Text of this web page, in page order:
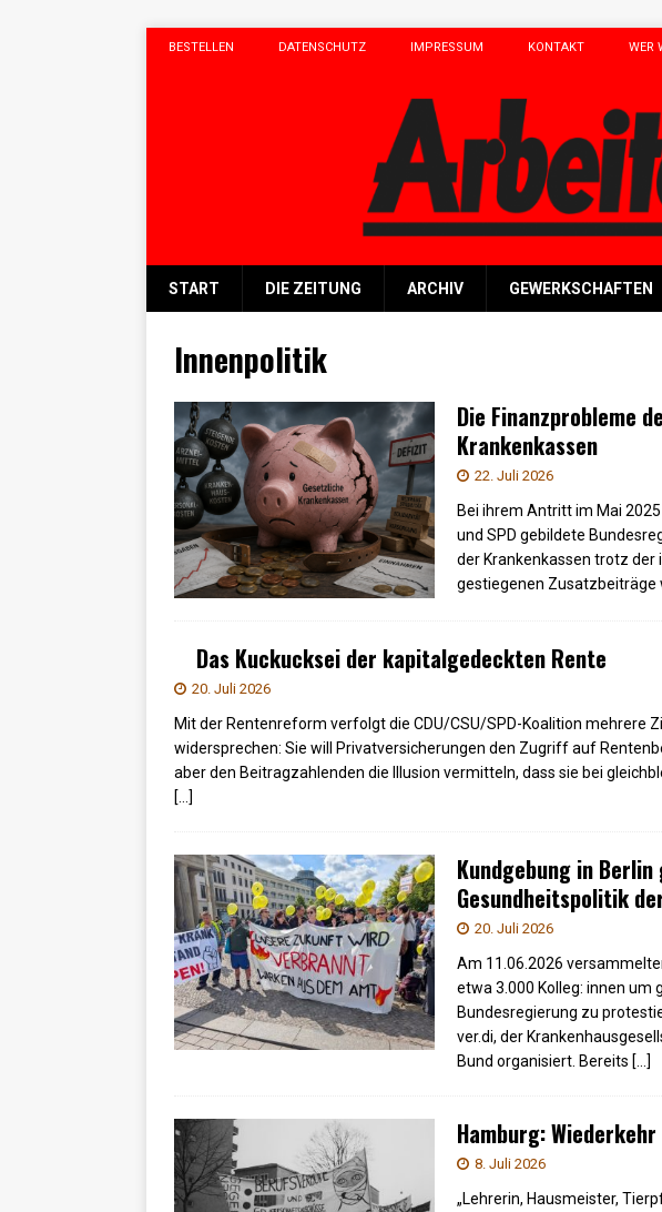
BESTELLEN DATENSCHUTZ IMPRESSUM KONTAKT WER
START DIE ZEITUNG ARCHIV GEWERKSCHAFTEN
Innenpolitik
Die Finanzprobleme
Krankenkassen
22. Juli 2026
Bei ihrem Antritt im Mai
und SPD gebildete
der Krankenkassen trotz der
gestiegenen Zusatzbeiträge
Das Kuckucksei der kapitalgedeckten Rente
20. Juli 2026
Mit der Rentenreform verfolgt die CDU/CSU/SPD-Koalition mehrere
widersprechen: Sie will Privatversicherungen den Zugriff auf
aber den Beitragzahlenden die Illusion vermitteln, dass sie bei
[…]
Kundgebung in Berlin
Gesundheitspolitik
20. Juli 2026
Am 11.06.2026
etwa 3.000 Kolleg: innen um
Bundesregierung zu
ver.di, der
Bund organisiert. Bereits […]
Hamburg:
8. Juli 2026
„Lehrerin, Hausmeister,